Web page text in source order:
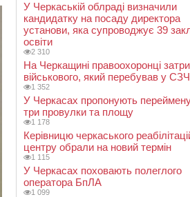
У Черкаській облраді визначили
кандидатку на посаду директора
установи, яка супроводжує 39
освіти
2 310
На Черкащині правоохоронці
військового, який перебував у СЗЧ
1 352
У Черкасах пропонують
три провулки та площу
1 178
Керівницю черкаського
центру обрали на новий термін
1 115
У Черкасах поховають полеглого
оператора БпЛА
1 099